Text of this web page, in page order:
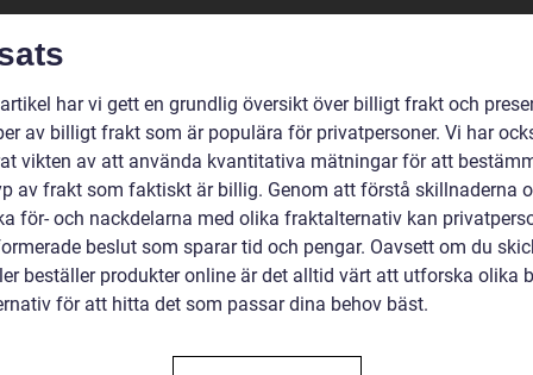
har vi gett en grundlig översikt över billigt frakt och
av billigt frakt som är populära för privatpersoner. Vi har
vikten av att använda kvantitativa mätningar för att
av frakt som faktiskt är billig. Genom att förstå skillnaderna
för- och nackdelarna med olika fraktalternativ kan
beslut som sparar tid och pengar. Oavsett om du
beställer produkter online är det alltid värt att utforska olika
för att hitta det som passar dina behov bäst.